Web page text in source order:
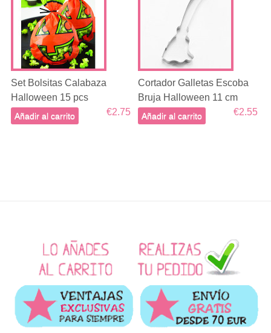
Set Bolsitas Calabaza
Halloween 15 pcs
€2.75
Añadir al carrito
Cortador Galletas Escoba
Bruja Halloween 11 cm
€2.55
Añadir al carrito